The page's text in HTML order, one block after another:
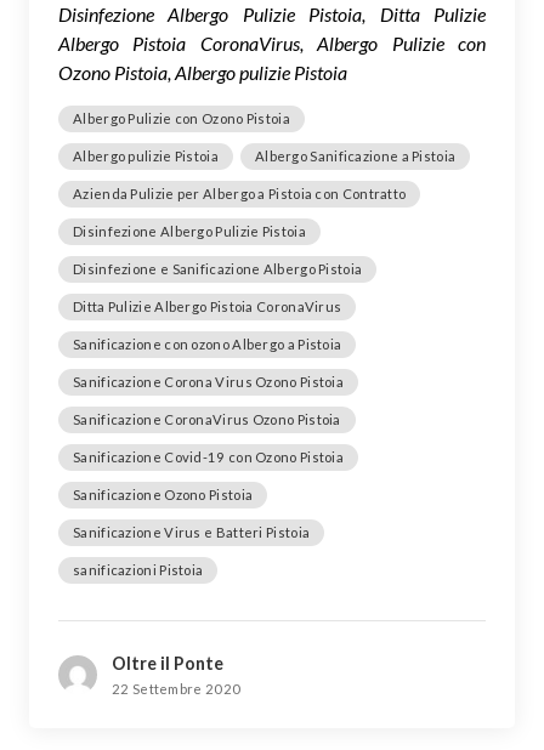
Disinfezione Albergo Pulizie Pistoia, Ditta Pulizie
Albergo Pistoia CoronaVirus, Albergo Pulizie con
Ozono Pistoia, Albergo pulizie Pistoia
Albergo Pulizie con Ozono Pistoia
Albergo pulizie Pistoia Albergo Sanificazione a Pistoia
Azienda Pulizie per Albergo a Pistoia con Contratto
Disinfezione Albergo Pulizie Pistoia
Disinfezione e Sanificazione Albergo Pistoia
Ditta Pulizie Albergo Pistoia CoronaVirus
Sanificazione con ozono Albergo a Pistoia
Sanificazione Corona Virus Ozono Pistoia
Sanificazione CoronaVirus Ozono Pistoia
Sanificazione Covid-19 con Ozono Pistoia
Sanificazione Ozono Pistoia
Sanificazione Virus e Batteri Pistoia
sanificazioni Pistoia
Oltre il Ponte
22 Settembre 2020